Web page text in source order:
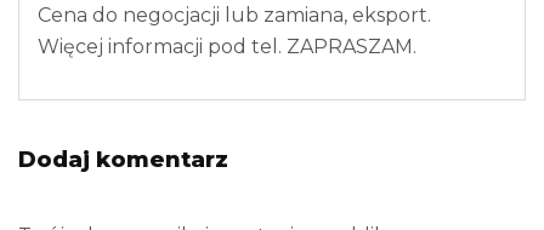
Cena do negocjacji lub zamiana, eksport.
Więcej informacji pod tel. ZAPRASZAM.
Dodaj komentarz